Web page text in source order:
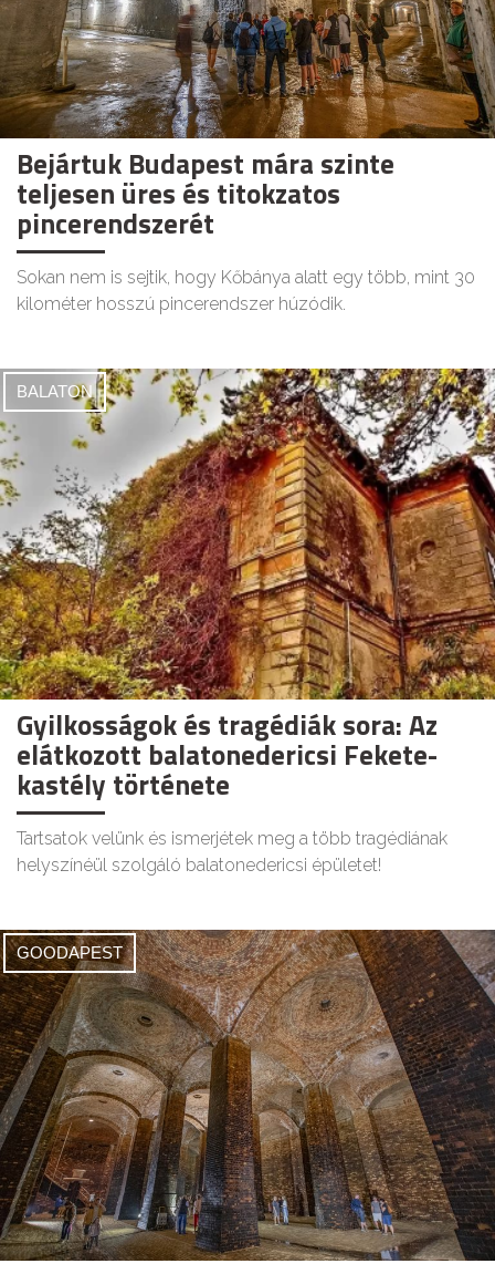
Bejártuk Budapest mára szinte
teljesen üres és titokzatos
pincerendszerét
Sokan nem is sejtik, hogy Kőbánya alatt egy több, mint 30
kilométer hosszú pincerendszer húzódik.
BALATON
Gyilkosságok és tragédiák sora: Az
elátkozott balatonedericsi Fekete-
kastély története
Tartsatok velünk és ismerjétek meg a több tragédiának
helyszínéül szolgáló balatonedericsi épületet!
GOODAPEST